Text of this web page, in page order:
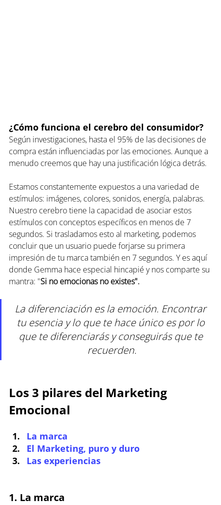
¿Cómo funciona el cerebro del consumidor?
Según investigaciones, hasta el 95% de las decisiones de
compra están influenciadas por las emociones. Aunque a
menudo creemos que hay una justificación lógica detrás.
Estamos constantemente expuestos a una variedad de
estímulos: imágenes, colores, sonidos, energía, palabras.
Nuestro cerebro tiene la capacidad de asociar estos
estímulos con conceptos específicos en menos de 7
segundos. Si trasladamos esto al marketing, podemos
concluir que un usuario puede forjarse su primera
impresión de tu marca también en 7 segundos. Y es aquí
donde Gemma hace especial hincapié y nos comparte su
mantra: "Si no emocionas no existes".
La diferenciación es la emoción. Encontrar
tu esencia y lo que te hace único es por lo
que te diferenciarás y conseguirás que te
recuerden.
Los 3 pilares del Marketing
Emocional
La marca
El Marketing, puro y duro
Las experiencias
1. La marca